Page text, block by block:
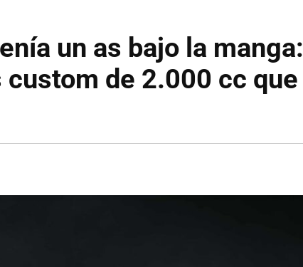
un as bajo la manga:
de 2.000 cc que